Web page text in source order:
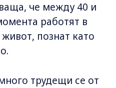
че между 40 и
работят в
познат като
трудещи се от